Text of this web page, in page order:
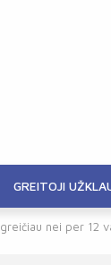
GREITOJI
nei per 12